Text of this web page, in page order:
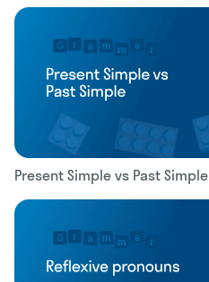
Present Simple vs Past Simple